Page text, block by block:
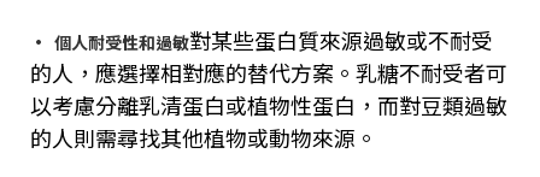
· 個人耐受性和過敏對某些蛋白質來源過敏或不耐受
的人，應選擇相對應的替代方案。乳糖不耐受者可
以考慮分離乳清蛋白或植物性蛋白，而對豆類過敏
的人則需尋找其他植物或動物來源。